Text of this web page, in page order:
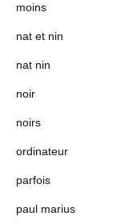
moins
nat et nin
nat nin
noir
noirs
ordinateur
parfois
paul marius